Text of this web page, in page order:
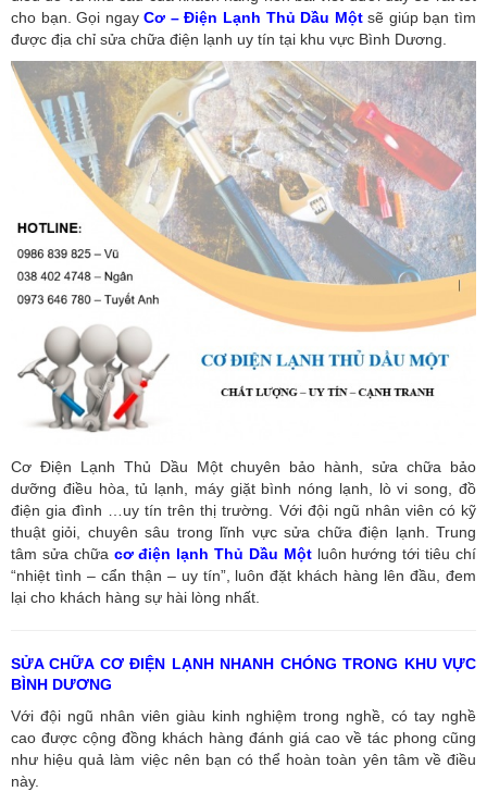
cho bạn. Gọi ngayCơ – Điện Lạnh Thủ Dầu Một sẽ giúp bạn tìm
được địa chỉ sửa chữa điện lạnh uy tín tại khu vực Bình Dương.
Cơ Điện Lạnh Thủ Dầu Một chuyên bảo hành, sửa chữa bảo
dưỡng điều hòa, tủ lạnh, máy giặt bình nóng lạnh, lò vi song, đồ
điện gia đình …uy tín trên thị trường. Với đội ngũ nhân viên có kỹ
thuật giỏi, chuyên sâu trong lĩnh vực sửa chữa điện lạnh. Trung
tâm sửa chữa cơ điện lạnh Thủ Dầu Mộtluôn hướng tới tiêu chí
“nhiệt tình – cẩn thận – uy tín”, luôn đặt khách hàng lên đầu, đem
lại cho khách hàng sự hài lòng nhất.
SỬA CHỮA CƠ ĐIỆN LẠNH NHANH CHÓNG TRONG KHU VỰC
BÌNH DƯƠNG
Với đội ngũ nhân viên giàu kinh nghiệm trong nghề, có tay nghề
cao được cộng đồng khách hàng đánh giá cao về tác phong cũng
như hiệu quả làm việc nên bạn có thể hoàn toàn yên tâm về điều
này.